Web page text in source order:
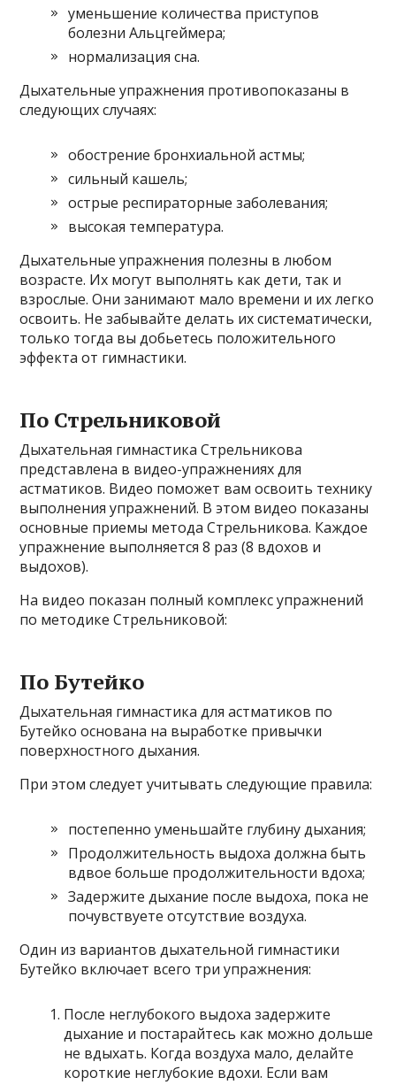
уменьшение количества приступов
болезни Альцгеймера;
нормализация сна.
Дыхательные упражнения противопоказаны в
следующих случаях:
обострение бронхиальной астмы;
сильный кашель;
острые респираторные заболевания;
высокая температура.
Дыхательные упражнения полезны в любом
возрасте. Их могут выполнять как дети, так и
взрослые. Они занимают мало времени и их легко
освоить. Не забывайте делать их систематически,
только тогда вы добьетесь положительного
эффекта от гимнастики.
По Стрельниковой
Дыхательная гимнастика Стрельникова
представлена ​​в видео-упражнениях для
астматиков. Видео поможет вам освоить технику
выполнения упражнений. В этом видео показаны
основные приемы метода Стрельникова. Каждое
упражнение выполняется 8 раз (8 вдохов и
выдохов).
На видео показан полный комплекс упражнений
по методике Стрельниковой:
По Бутейко
Дыхательная гимнастика для астматиков по
Бутейко основана на выработке привычки
поверхностного дыхания.
При этом следует учитывать следующие правила:
постепенно уменьшайте глубину дыхания;
Продолжительность выдоха должна быть
вдвое больше продолжительности вдоха;
Задержите дыхание после выдоха, пока не
почувствуете отсутствие воздуха.
Один из вариантов дыхательной гимнастики
Бутейко включает всего три упражнения:
После неглубокого выдоха задержите
дыхание и постарайтесь как можно дольше
не вдыхать. Когда воздуха мало, делайте
короткие неглубокие вдохи. Если вам